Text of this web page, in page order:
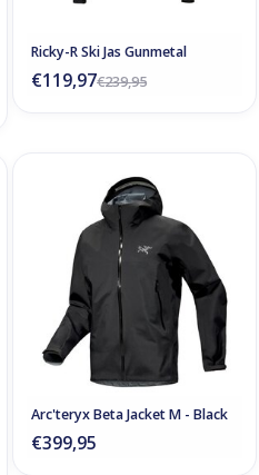
Ricky-R Ski Jas Gunmetal
€239,95
€119,97
Arc'teryx Beta Jacket M - Black
€399,95